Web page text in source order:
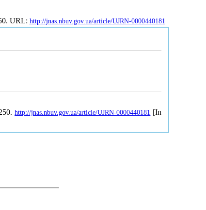
URL: http://jnas.nbuv.gov.ua/article/UJRN-0000440181
http://jnas.nbuv.gov.ua/article/UJRN-0000440181 [In